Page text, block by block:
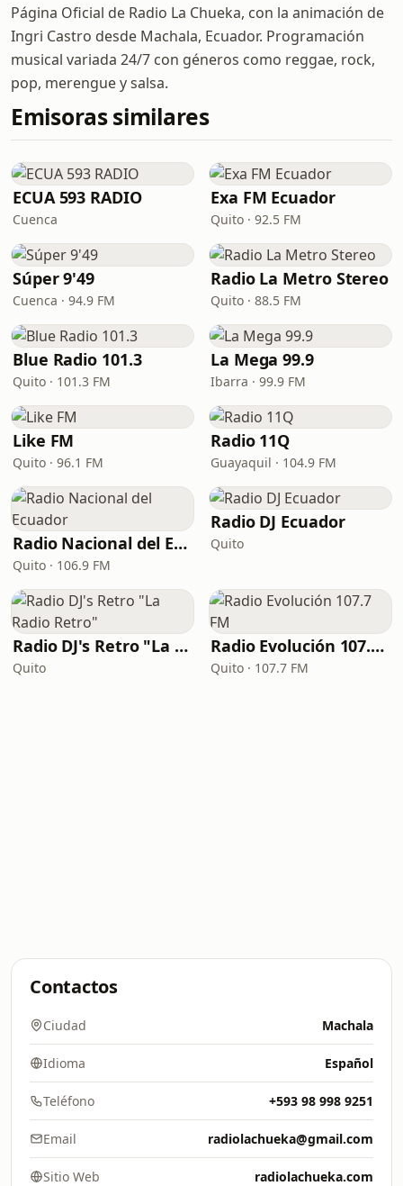
Página Oficial de Radio La Chueka, con la animación de
Ingri Castro desde Machala, Ecuador. Programación
musical variada 24/7 con géneros como reggae, rock,
pop, merengue y salsa.
Emisoras similares
ECUA 593 RADIO
Cuenca
Exa FM Ecuador
Quito · 92.5 FM
Súper 9'49
Cuenca · 94.9 FM
Radio La Metro Stereo
Quito · 88.5 FM
Blue Radio 101.3
Quito · 101.3 FM
La Mega 99.9
Ibarra · 99.9 FM
Like FM
Quito · 96.1 FM
Radio 11Q
Guayaquil · 104.9 FM
Radio Nacional del Ecuador
Quito · 106.9 FM
Radio DJ Ecuador
Quito
Radio DJ's Retro "La Radio Retro"
Quito
Radio Evolución 107.7 FM
Quito · 107.7 FM
Contactos
Ciudad Machala
Idioma Español
Teléfono +593 98 998 9251
Email radiolachueka@gmail.com
Sitio Web radiolachueka.com